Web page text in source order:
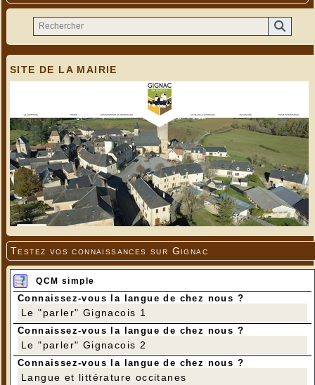
SITE DE LA MAIRIE
Testez vos connaissances sur Gignac
QCM simple
Connaissez-vous la langue de chez nous ?
Le "parler" Gignacois 1
Connaissez-vous la langue de chez nous ?
Le "parler" Gignacois 2
Connaissez-vous la langue de chez nous ?
Langue et littérature occitanes